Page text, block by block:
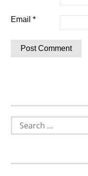
Email*
Search
for: